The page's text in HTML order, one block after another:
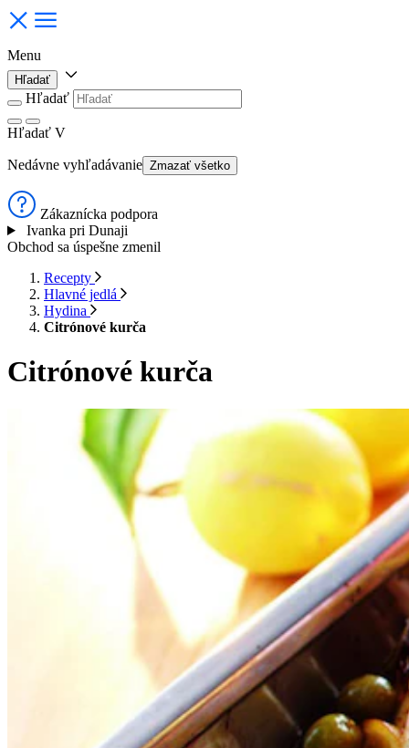
Menu
Hľadať
Hľadať
Hľadať V
Nedávne vyhľadávanie Zmazať všetko
Zákaznícka podpora
Ivanka pri Dunaji
Obchod sa úspešne zmenil
Recepty
Hlavné jedlá
Hydina
Citrónové kurča
Citrónové kurča